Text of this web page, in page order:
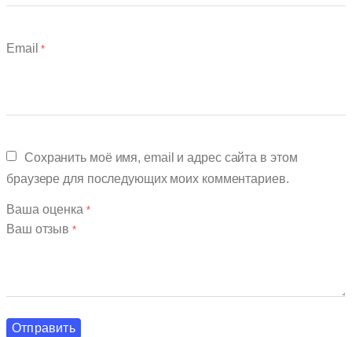
Email*
Сохранить моё имя, email и адрес сайта в этом
браузере для последующих моих комментариев.
Ваша оценка *
Ваш отзыв *